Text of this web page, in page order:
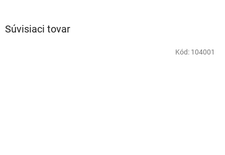
Súvisiaci tovar
Kód: 104001